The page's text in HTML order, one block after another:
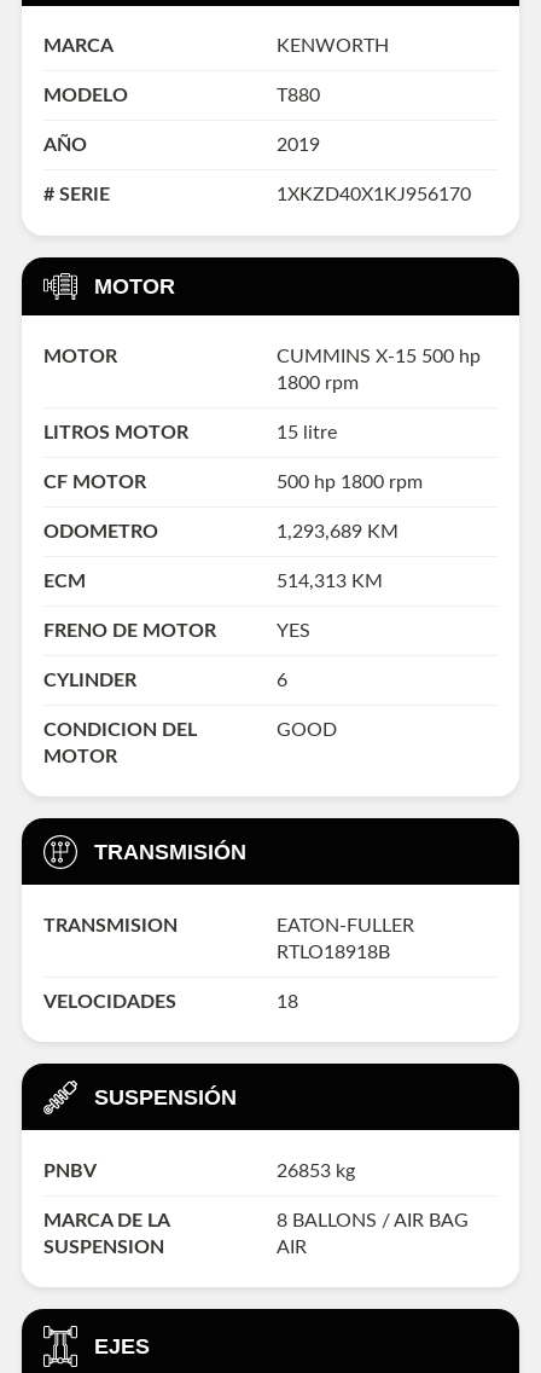
MARCA KENWORTH
MODELO T880
AÑO 2019
# SERIE 1XKZD40X1KJ956170
MOTOR
MOTOR
CUMMINS X-15 500 hp
1800 rpm
LITROS MOTOR 15 litre
CF MOTOR 500 hp 1800 rpm
ODOMETRO 1,293,689 KM
ECM 514,313 KM
FRENO DE MOTOR YES
CYLINDER 6
CONDICION DEL
MOTOR
GOOD
TRANSMISIÓN
TRANSMISION
EATON-FULLER
RTLO18918B
VELOCIDADES 18
SUSPENSIÓN
PNBV 26853 kg
MARCA DE LA
SUSPENSION
8 BALLONS / AIR BAG
AIR
EJES